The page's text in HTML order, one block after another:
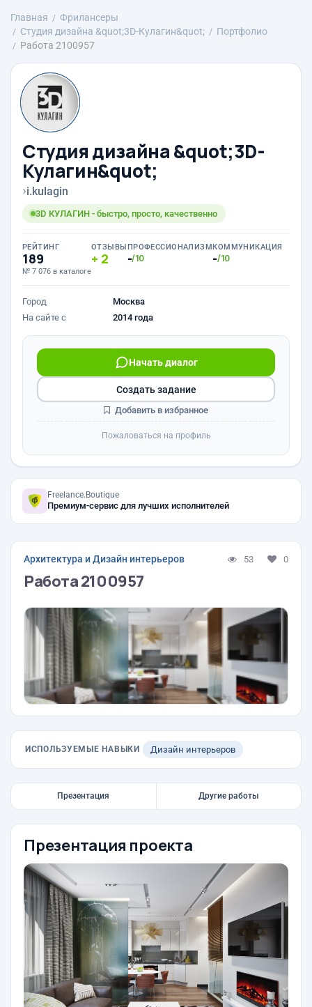
Главная
Фрилансеры
Студия дизайна &quot;3D-Кулагин&quot;
Портфолио
Работа 2100957
Студия дизайна &quot;3D-
Кулагин&quot;
›i.kulagin
3D КУЛАГИН - быстро, просто, качественно
РЕЙТИНГ
189
№ 7 076 в каталоге
ОТЗЫВЫ
2
ПРОФЕССИОНАЛИЗМ
-/10
КОММУНИКАЦИЯ
-/10
Город
Москва
На сайте с
2014 года
Начать диалог
Создать задание
Добавить в избранное
Пожаловаться на профиль
Freelance.Boutique
Премиум-сервис для лучших исполнителей
Архитектура и Дизайн интерьеров 53 0
Работа 2100957
ИСПОЛЬЗУЕМЫЕ НАВЫКИ Дизайн интерьеров
Презентация Другие работы
Презентация проекта